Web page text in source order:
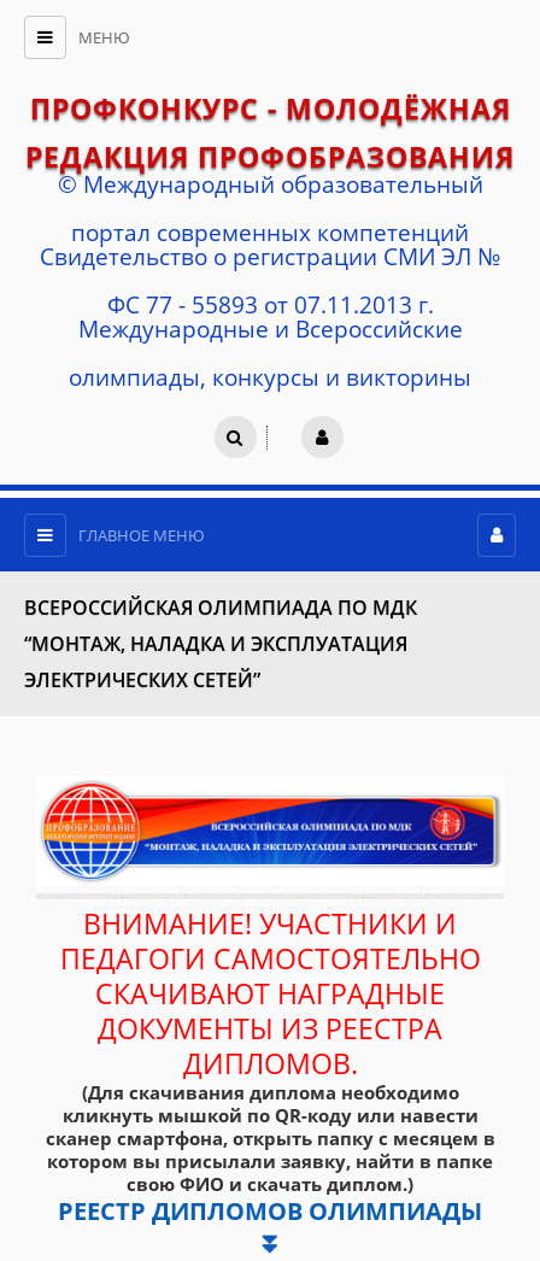
МЕНЮ
ПРОФКОНКУРС - МОЛОДЁЖНАЯ
РЕДАКЦИЯ ПРОФОБРАЗОВАНИЯ
© Международный образовательный
портал современных компетенций
Cвидетельство о регистрации СМИ ЭЛ №
ФС 77 - 55893 от 07.11.2013 г.
Международные и Всероссийские
олимпиады, конкурсы и викторины
ГЛАВНОЕ МЕНЮ
ВСЕРОССИЙСКАЯ ОЛИМПИАДА ПО МДК
“МОНТАЖ, НАЛАДКА И ЭКСПЛУАТАЦИЯ
ЭЛЕКТРИЧЕСКИХ СЕТЕЙ”
ВНИМАНИЕ! УЧАСТНИКИ И
ПЕДАГОГИ САМОСТОЯТЕЛЬНО
СКАЧИВАЮТ НАГРАДНЫЕ
ДОКУМЕНТЫ ИЗ РЕЕСТРА
ДИПЛОМОВ.
(Для скачивания диплома необходимо
кликнуть мышкой по QR-коду или навести
сканер смартфона, открыть папку с месяцем в
котором вы присылали заявку, найти в папке
свою ФИО и скачать диплом.)
РЕЕСТР ДИПЛОМОВ ОЛИМПИАДЫ
⏬